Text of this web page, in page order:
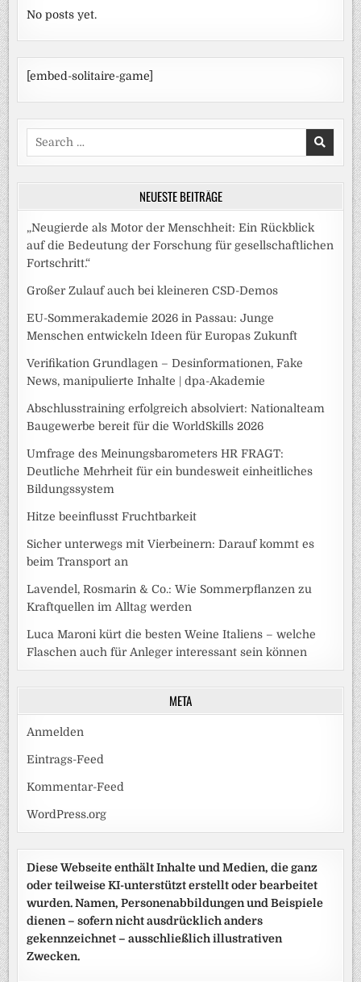
No posts yet.
[embed-solitaire-game]
Search
for:
NEUESTE BEITRÄGE
„Neugierde als Motor der Menschheit: Ein Rückblick
auf die Bedeutung der Forschung für gesellschaftlichen
Fortschritt.“
Großer Zulauf auch bei kleineren CSD-Demos
EU-Sommerakademie 2026 in Passau: Junge
Menschen entwickeln Ideen für Europas Zukunft
Verifikation Grundlagen – Desinformationen, Fake
News, manipulierte Inhalte | dpa-Akademie
Abschlusstraining erfolgreich absolviert: Nationalteam
Baugewerbe bereit für die WorldSkills 2026
Umfrage des Meinungsbarometers HR FRAGT:
Deutliche Mehrheit für ein bundesweit einheitliches
Bildungssystem
Hitze beeinflusst Fruchtbarkeit
Sicher unterwegs mit Vierbeinern: Darauf kommt es
beim Transport an
Lavendel, Rosmarin & Co.: Wie Sommerpflanzen zu
Kraftquellen im Alltag werden
Luca Maroni kürt die besten Weine Italiens – welche
Flaschen auch für Anleger interessant sein können
META
Anmelden
Eintrags-Feed
Kommentar-Feed
WordPress.org
Diese Webseite enthält Inhalte und Medien, die ganz
oder teilweise KI-unterstützt erstellt oder bearbeitet
wurden. Namen, Personenabbildungen und Beispiele
dienen – sofern nicht ausdrücklich anders
gekennzeichnet – ausschließlich illustrativen
Zwecken.